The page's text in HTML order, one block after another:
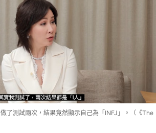
了測試兩次，結果竟然顯示自己為「INFJ」。（《The